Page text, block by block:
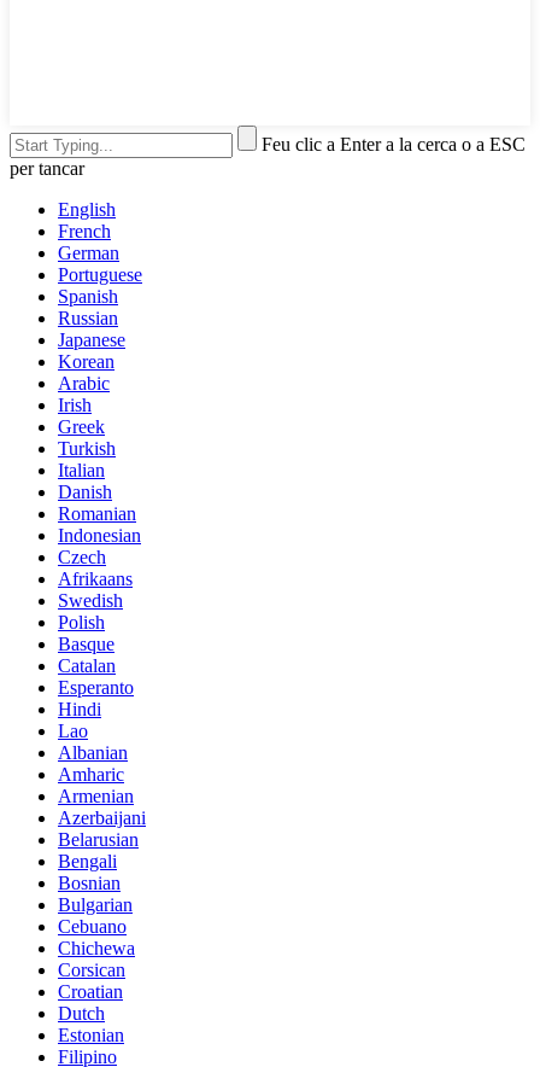
Feu clic a Enter a la cerca o a ESC
per tancar
English
French
German
Portuguese
Spanish
Russian
Japanese
Korean
Arabic
Irish
Greek
Turkish
Italian
Danish
Romanian
Indonesian
Czech
Afrikaans
Swedish
Polish
Basque
Catalan
Esperanto
Hindi
Lao
Albanian
Amharic
Armenian
Azerbaijani
Belarusian
Bengali
Bosnian
Bulgarian
Cebuano
Chichewa
Corsican
Croatian
Dutch
Estonian
Filipino